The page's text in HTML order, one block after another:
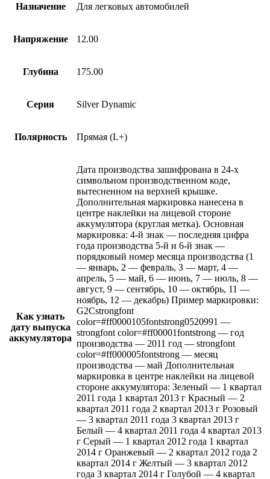
Назначение Для легковых автомобилей
Напряжение 12.00
Глубина 175.00
Серия Silver Dynamic
Полярность Прямая (L+)
Как узнать
дату выпуска
аккумулятора
Дата производства зашифрована в 24-х
символьном производственном коде,
вытесненном на верхней крышке.
Дополнительная маркировка нанесена в
центре наклейки на лицевой стороне
аккумулятора (круглая метка). Основная
маркировка: 4-й знак — последняя цифра
года производства 5-й и 6-й знак —
порядковый номер месяца производства (1
— январь, 2 — февраль, 3 — март, 4 —
апрель, 5 — май, 6 — июнь, 7 — июль, 8 —
август, 9 — сентябрь, 10 — октябрь, 11 —
ноябрь, 12 — декабрь) Пример маркировки:
G2Сstrongfont
color=#ff0000105fontstrong0520991 —
strongfont color=#ff00001fontstrong — год
производства — 2011 год — strongfont
color=#ff000005fontstrong — месяц
производства — май Дополнительная
маркировка в центре наклейки на лицевой
стороне аккумулятора: Зеленый — 1 квартал
2011 года 1 квартал 2013 г Красный — 2
квартал 2011 года 2 квартал 2013 г Розовый
— 3 квартал 2011 года 3 квартал 2013 г
Белый — 4 квартал 2011 года 4 квартал 2013
г Серый — 1 квартал 2012 года 1 квартал
2014 г Оранжевый — 2 квартал 2012 года 2
квартал 2014 г Желтый — 3 квартал 2012
года 3 квартал 2014 г Голубой — 4 квартал